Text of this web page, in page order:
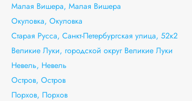
Малая Вишера, Малая Вишера
Окуловка, Окуловка
Старая Русса, Санкт-Петербургская улица, 52к2
Великие Луки, городской округ Великие Луки
Невель, Невель
Остров, Остров
Порхов, Порхов